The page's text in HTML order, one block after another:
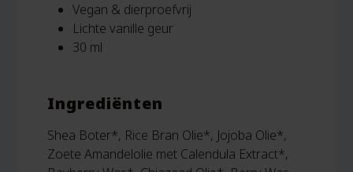
Vegan & dierproefvrij
Lichte vanille geur
30 ml
Ingrediënten
Shea Boter*, Rice Bran Olie*, Jojoba Olie*,
Zoete Amandelolie met Calendula Extract*,